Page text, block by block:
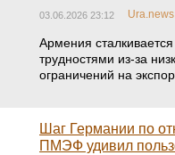
03.06.2026 23:12 Ura.news
Армения
трудностями из-за
ограничений на
Шаг Германии по
ПМЭФ удивил